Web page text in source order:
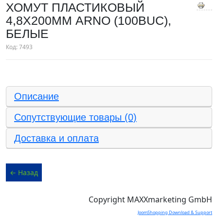
ХОМУТ ПЛАСТИКОВЫЙ
4,8Х200ММ ARNO (100BUC),
БЕЛЫЕ
Код:7493
Описание
Сопутствующие товары (0)
Доставка и оплата
Copyright MAXXmarketing GmbH
JoomShopping Download & Support